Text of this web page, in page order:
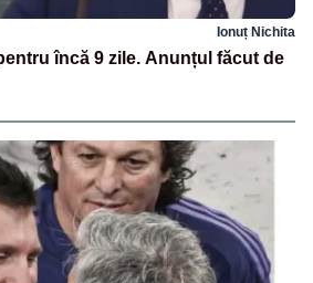
Ionuț Nichita
încă 9 zile. Anunțul făcut de